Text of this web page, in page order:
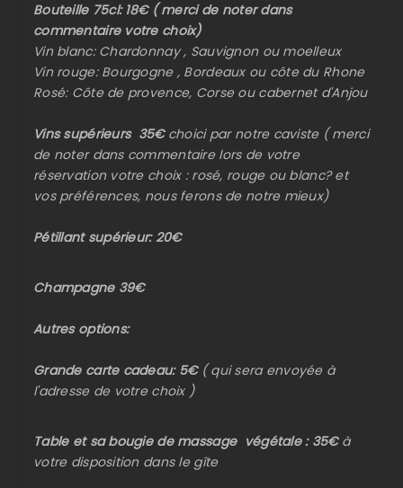
Bouteille 75cl: 18€ ( merci de noter dans
commentaire votre choix)
Vin blanc: Chardonnay , Sauvignon ou moelleux
Vin rouge: Bourgogne , Bordeaux ou côte du Rhone
Rosé: Côte de provence, Corse ou cabernet d'Anjou
Vins supérieurs 35€choici par notre caviste ( merci
de noter dans commentaire lors de votre
réservation votre choix : rosé, rouge ou blanc? et
vos préférences, nous ferons de notre mieux)
Pétillant supérieur: 20€
Champagne 39€
Autres options:
Grande carte cadeau: 5€ ( qui sera envoyée à
l'adresse de votre choix )
Table et sa bougie de massage végétale : 35€à
votre disposition dans le gîte